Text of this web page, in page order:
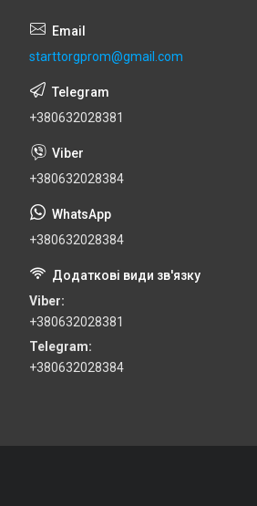
starttorgprom@gmail.com
+380632028381
+380632028384
+380632028384
Viber
+380632028381
Telegram
+380632028384